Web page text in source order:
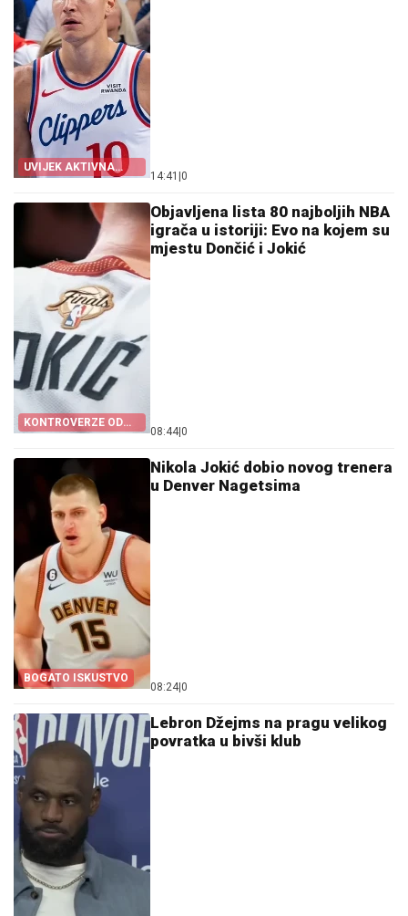
UVIJEK AKTIVNA
TEMA
14:41 0
KONTROVERZE OD
POČETKA
Objavljena lista 80 najboljih NBA
igrača u istoriji: Evo na kojem su
mjestu Dončić i Jokić
08:44 0
BOGATO ISKUSTVO
Nikola Jokić dobio novog trenera
u Denver Nagetsima
08:24 0
Lebron Džejms na pragu velikog
povratka u bivši klub